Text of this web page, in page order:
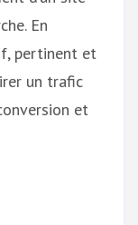
En
pertinent et
un trafic
et